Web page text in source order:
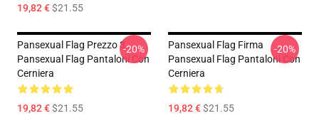
19,82 €$21.55
Pansexual Flag Prezzo 3
Pansexual Flag Pantaloni Con
Cerniera
19,82 €$21.55
-20%
Pansexual Flag Firma
Pansexual Flag Pantaloni Con
Cerniera
19,82 €$21.55
-20%